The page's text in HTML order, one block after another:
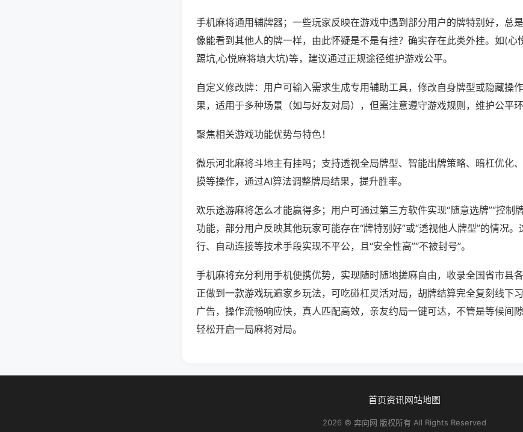
手机麻将通用辅牌器；一些玩家反映在游戏中遇到部分用户的牌特别好，总
像能看到其他人的牌一样，由此怀疑是不是有挂？确实存在此类外挂。如(心
踢坑,心悦麻将填大坑)等，建议通过正规途径维护游戏公平。
自定义修改牌：用户可输入需求生成专用辅助工具，修改自身牌型或隐藏操
果，适用于多种场景（如与好友对局），但需注意遵守游戏规则，维护公平环
聚焦相关游戏功能优势与特色！
微乐河北麻将斗地主有挂吗；支持透视全局牌型、智能出牌策略、暗杠优化
摸等操作，通过AI算法调整牌局结果，提升胜率。
欢乐途游麻将怎么才能赢得多；用户可通过第三方软件实现“随意选牌”“控制
功能，部分用户反映其他玩家可能存在“牌特别好”或“透视他人牌型”的情况
行、自动连接等技术手段实现不平公，且“安全性高”“不被封号”。
手机麻将充分利用手机便携优势，实现随时随地搓麻自由，收录全国省市县
正做到一款游戏玩遍家乡玩法，可吃碰杠灵活对局，胡牌结算完全复刻线下
广告，操作流畅响应快，真人匹配高效，亲友约局一键可达，不管是等候间
轻松开启一局麻将对局。
首页资讯网站地图
2026 © 奔向网 版权所有 All Rights Reserved